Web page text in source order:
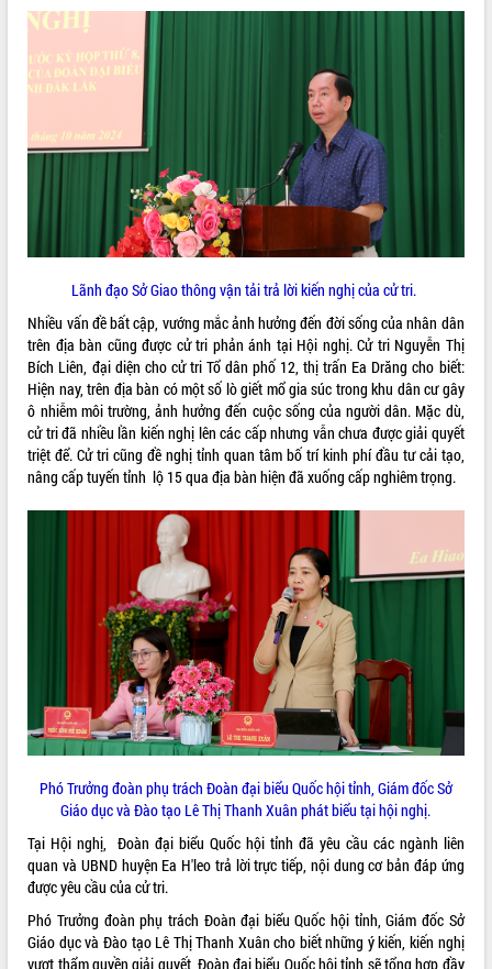
Đắk Lắk công bố Quy hoạch và xúc
tiến đầu tư tỉnh
Ngành cá ngừ Đắk Lắk chủ động thích
ứng để giữ vững thị trường xuất khẩu
Diễn đàn Kinh tế tư nhân Việt Nam đột
phá cơ chế - Hợp tác công tư
Đề án 06 tạo bước ngoặt đột phá trong
cải cách hành chính tỉnh Đắk Lắk
Kết nối tour, đẩy mạnh chuyển đổi số
để phát triển du lịch Đắk Lắk
Khởi động Dự án Đầu tư xây dựng hạ
tầng kỹ thuật Cụm công nghiệp Tân
Gặp mặt các cơ quan báo chí nhân Kỷ
niệm 101 năm Ngày Báo chí Cách
mạng Việt Nam
Đắk Lắk sơ kết 4 năm triển khai thực
hiện Đề án 06 của Chính phủ
Họp báo thông tin về Hội nghị Công bố
Quy hoạch và Xúc tiến đầu tư tỉnh Đắk
Khơi thông điểm nghẽn, đẩy nhanh
giải ngân vốn khắc phục thiên tai
HĐND tỉnh thông qua điều chỉnh Quy
hoạch tỉnh thời kỳ 2021-2030
Hội thảo góp ý hồ sơ điều chỉnh quy
hoạch tỉnh Đắk Lắk thời kỳ 2021-2030,
tầm nhìn đến năm 2050
Nâng cao hiệu quả hoạt động của các
doanh nghiệp nhà nước
Hội nghị triển khai kết nối mạng
quan Đảng, Nhà nước
Lễ phát động chuỗi hoạt động chung
tay làm sạch môi trường
Xã Ea Kar bước chuyển mình trong
công tác cải cách hành chính mô hình
mới
UBND tỉnh họp báo định kỳ tháng 4
năm 2026
Lãnh đạo Sở Giao thông vận tải trả lời kiến nghị của cử tri.
Nhiều vấn đề bất cập, vướng mắc ảnh hưởng đến đời sống của nhân dân
trên địa bàn cũng được cử tri phản ánh tại Hội nghị. Cử tri Nguyễn Thị
Bích Liên, đại diện cho cử tri Tổ dân phố 12, thị trấn Ea Drăng cho biết:
Hiện nay, trên địa bàn có một số lò giết mổ gia súc trong khu dân cư gây
ô nhiễm môi trường, ảnh hưởng đến cuộc sống của người dân. Mặc dù,
cử tri đã nhiều lần kiến nghị lên các cấp nhưng vẫn chưa được giải quyết
triệt để. Cử tri cũng đề nghị tỉnh quan tâm bố trí kinh phí đầu tư cải tạo,
nâng cấp tuyến tỉnh lộ 15 qua địa bàn hiện đã xuống cấp nghiêm trọng.
Phó Trưởng đoàn phụ trách Đoàn đại biểu Quốc hội tỉnh, Giám đốc Sở
Giáo dục và Đào tạo Lê Thị Thanh Xuân phát biểu tại hội nghị.
Tại Hội nghị, Đoàn đại biểu Quốc hội tỉnh đã yêu cầu các ngành liên
quan và UBND huyện Ea H'leo trả lời trực tiếp, nội dung cơ bản đáp ứng
được yêu cầu của cử tri.
Phó Trưởng đoàn phụ trách Đoàn đại biểu Quốc hội tỉnh, Giám đốc Sở
Giáo dục và Đào tạo Lê Thị Thanh Xuân cho biết những ý kiến, kiến nghị
vượt thẩm quyền giải quyết, Đoàn đại biểu Quốc hội tỉnh sẽ tổng hợp đầy